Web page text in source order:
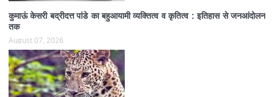
कुमाऊं केसरी बद्रीदत्त पांडे का बहुआयामी व्यक्तित्व व कृतित्व : इतिहास से जनआंदोलन
तक
August 07, 2026